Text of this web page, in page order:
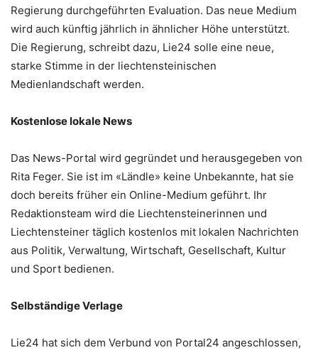
Regierung durchgeführten Evaluation. Das neue Medium
wird auch künftig jährlich in ähnlicher Höhe unterstützt.
Die Regierung, schreibt dazu, Lie24 solle eine neue,
starke Stimme in der liechtensteinischen
Medienlandschaft werden.
Kostenlose lokale News
Das News-Portal wird gegründet und herausgegeben von
Rita Feger. Sie ist im «Ländle» keine Unbekannte, hat sie
doch bereits früher ein Online-Medium geführt. Ihr
Redaktionsteam wird die Liechtensteinerinnen und
Liechtensteiner täglich kostenlos mit lokalen Nachrichten
aus Politik, Verwaltung, Wirtschaft, Gesellschaft, Kultur
und Sport bedienen.
Selbständige Verlage
Lie24 hat sich dem Verbund von Portal24 angeschlossen,